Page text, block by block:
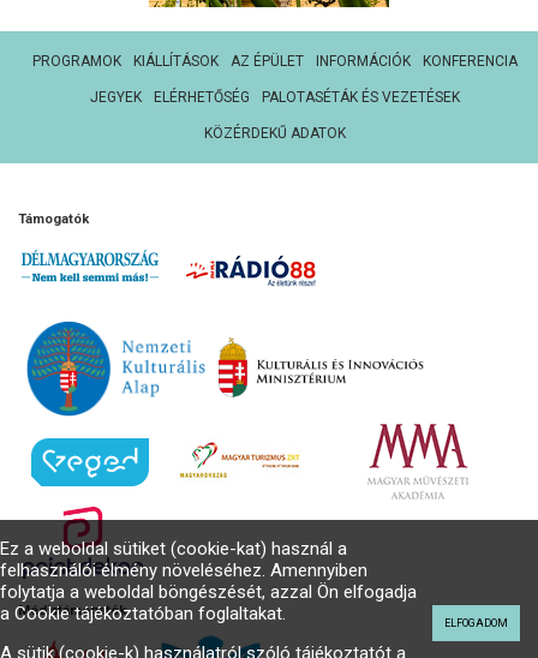
PROGRAMOK KIÁLLÍTÁSOK AZ ÉPÜLET INFORMÁCIÓK KONFERENCIA
JEGYEK ELÉRHETŐSÉG PALOTASÉTÁK ÉS VEZETÉSEK
KÖZÉRDEKŰ ADATOK
Támogatók
Médiatámogatók
Ez a weboldal sütiket (cookie-kat) használ a
felhasználói élmény növeléséhez. Amennyiben
folytatja a weboldal böngészését, azzal Ön elfogadja
a Cookie tájékoztatóban foglaltakat.
A sütik (cookie-k) használatról szóló tájékoztatót a
ELFOGADOM